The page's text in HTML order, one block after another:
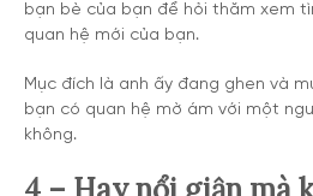
bạn bè của bạn để hỏi thăm xem
quan hệ mới của bạn.
Mục đích là anh ấy đang ghen và
bạn có quan hệ mờ ám với một
không.